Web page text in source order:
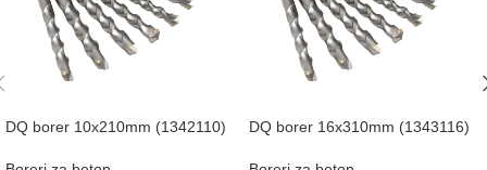
DQ borer 10x210mm (1342110) DQ borer 16x310mm (1343116)